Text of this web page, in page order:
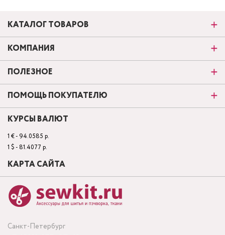
Санкт-Петербург
КАТАЛОГ ТОВАРОВ
КОМПАНИЯ
ПОЛЕЗНОЕ
ПОМОЩЬ ПОКУПАТЕЛЮ
КУРСЫ ВАЛЮТ
1 € - 94.0585 р.
1 $ - 81.4077 р.
КАРТА САЙТА